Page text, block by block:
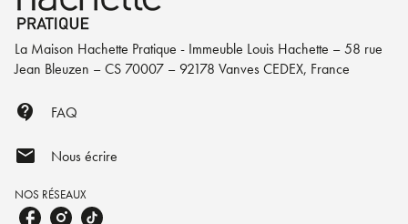
La Maison Hachette Pratique - Immeuble Louis Hachette – 58 rue
Jean Bleuzen – CS 70007 – 92178 Vanves CEDEX, France
contact_support FAQ
mail Nous écrire
NOS RÉSEAUX